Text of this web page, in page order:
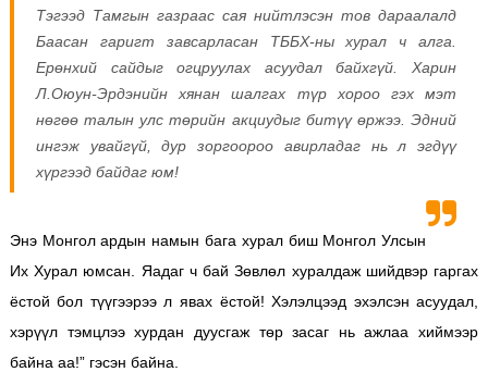
Тэгээд Тамгын газраас сая нийтлэсэн тов дараалалд
Баасан гаригт завсарласан ТББХ-ны хурал ч алга.
Ерөнхий сайдыг огцруулах асуудал байхгүй. Харин
Л.Оюун-Эрдэнийн хянан шалгах түр хороо гэх мэт
нөгөө талын улс төрийн акциудыг битүү өржээ. Эдний
ингэж увайгүй, дур зоргоороо авирладаг нь л эгдүү
хүргээд байдаг юм!
Энэ Монгол ардын намын бага хурал биш Монгол Улсын
Их Хурал юмсан. Яадаг ч бай Зөвлөл хуралдаж шийдвэр гаргах
ёстой бол түүгээрээ л явах ёстой! Хэлэлцээд эхэлсэн асуудал,
хэрүүл тэмцлээ хурдан дуусгаж төр засаг нь ажлаа хиймээр
байна аа!” гэсэн байна.